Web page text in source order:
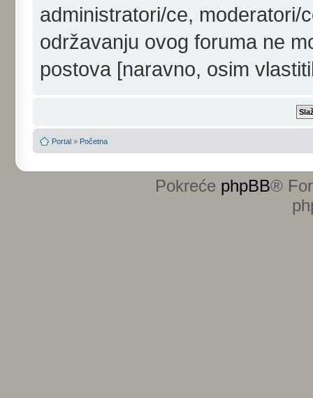
administratori/ce, moderatori/
održavanju ovog foruma ne
postova [naravno, osim
Portal » Početna
Pokreće phpBB®